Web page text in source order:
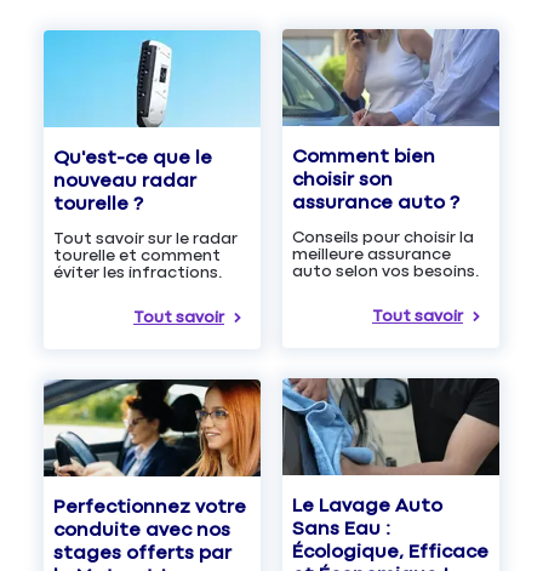
Qu'est-ce que le
nouveau radar
tourelle ?
Tout savoir sur le radar
tourelle et comment
éviter les infractions.
Tout savoir
Comment bien
choisir son
assurance auto ?
Conseils pour choisir la
meilleure assurance
auto selon vos besoins.
Tout savoir
Perfectionnez votre
conduite avec nos
stages offerts par
Le Lavage Auto
Sans Eau :
Écologique, Efficace